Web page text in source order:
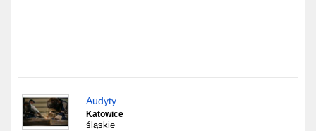
Audyty
Katowice
śląskie
Olsztyn